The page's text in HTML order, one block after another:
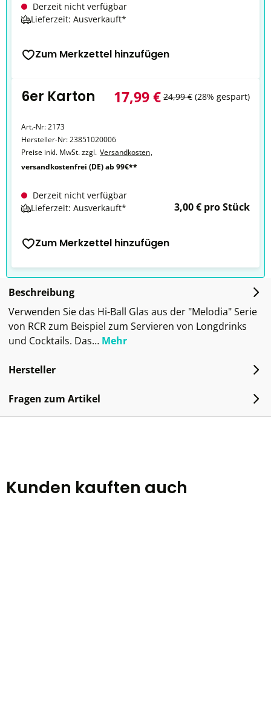
Derzeit nicht verfügbar
Lieferzeit: Ausverkauft*
Zum Merkzettel hinzufügen
6er Karton 17,99 € 24,99 € (28% gespart)
Art.-Nr:2173
Hersteller-Nr:23851020006
Preise inkl. MwSt. zzgl. Versandkosten,
versandkostenfrei (DE) ab 99€**
Derzeit nicht verfügbar
Lieferzeit: Ausverkauft*
3,00 € pro Stück
Zum Merkzettel hinzufügen
Beschreibung
Verwenden Sie das Hi-Ball Glas aus der "Melodia" Serie
von RCR zum Beispiel zum Servieren von Longdrinks
und Cocktails. Das… Mehr
Hersteller
Fragen zum Artikel
Kunden kauften auch